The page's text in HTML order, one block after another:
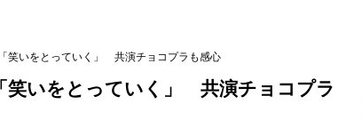
笑いをとっていく」 共演チョコプラも感心
笑いをとっていく」 共演チョコプラ